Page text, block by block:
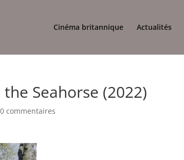
Cinéma britannique Actualités
Seahorse (2022)
0 commentaires